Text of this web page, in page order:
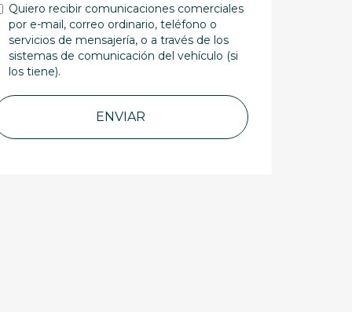
Quiero recibir comunicaciones comerciales
por e-mail, correo ordinario, teléfono o
servicios de mensajería, o a través de los
sistemas de comunicación del vehículo (si
los tiene).
ENVIAR